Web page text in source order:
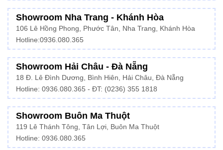
Showroom Nha Trang - Khánh Hòa
106 Lê Hồng Phong, Phước Tân, Nha Trang, Khánh Hòa
Hotline:0936.080.365
Showroom Hải Châu - Đà Nẵng
18 Đ. Lê Đình Dương, Bình Hiên, Hải Châu, Đà Nẵng
Hotline: 0936.080.365 - ĐT: (0236) 355 1818
Showroom Buôn Ma Thuột
119 Lê Thánh Tông, Tân Lợi, Buôn Ma Thuột
Hotline: 0936.080.365